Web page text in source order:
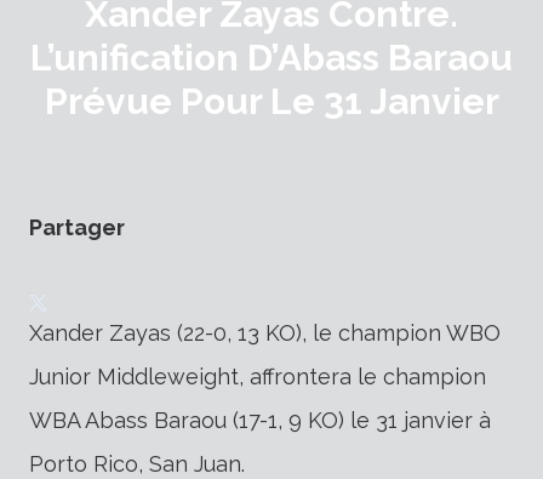
Xander Zayas Contre.
L’unification D’Abass Baraou
Prévue Pour Le 31 Janvier
Partager
Xander Zayas (22-0, 13 KO), le champion WBO
Junior Middleweight, affrontera le champion
WBA Abass Baraou (17-1, 9 KO) le 31 janvier à
Porto Rico, San Juan.